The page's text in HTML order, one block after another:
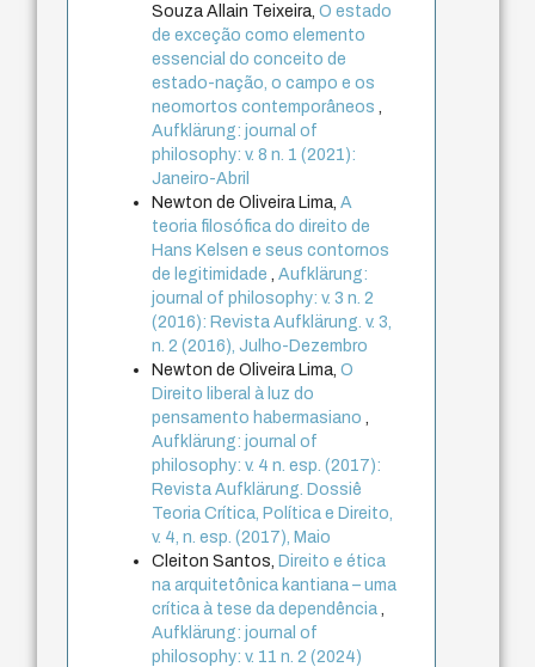
Souza Allain Teixeira,O estado
de exceção como elemento
essencial do conceito de
estado-nação, o campo e os
neomortos contemporâneos
Aufklärung: journal of
philosophy: v. 8 n. 1 (2021):
Janeiro-Abril
Newton de Oliveira Lima,A
teoria filosófica do direito de
Hans Kelsen e seus contornos
de legitimidade
,Aufklärung:
journal of philosophy: v. 3 n. 2
(2016): Revista Aufklärung. v. 3,
n. 2 (2016), Julho-Dezembro
Newton de Oliveira Lima,O
Direito liberal à luz do
pensamento habermasiano
Aufklärung: journal of
philosophy: v. 4 n. esp. (2017):
Revista Aufklärung. Dossiê
Teoria Crítica, Política e Direito,
v. 4, n. esp. (2017), Maio
Cleiton Santos, Direito e ética
na arquitetônica kantiana – uma
crítica à tese da dependência
Aufklärung: journal of
philosophy: v. 11 n. 2 (2024)